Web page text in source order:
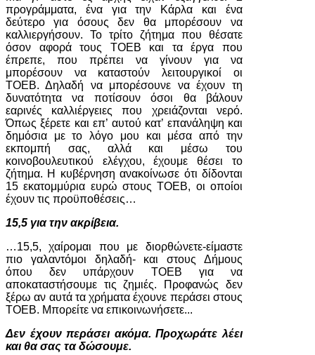
προγράμματα, ένα για την Κάρλα και ένα
δεύτερο για όσους δεν θα μπορέσουν να
καλλιεργήσουν. Το τρίτο ζήτημα που θέσατε
όσον αφορά τους ΤΟΕΒ και τα έργα που
έπρεπε, που πρέπει να γίνουν για να
μπορέσουν να καταστούν λειτουργικοί οι
ΤΟΕΒ. Δηλαδή να μπορέσουνε να έχουν τη
δυνατότητα να ποτίσουν όσοι θα βάλουν
εαρινές καλλιέργειες που χρειάζονται νερό.
Όπως ξέρετε και επ’ αυτού κατ’ επανάληψη και
δημόσια με το λόγο μου και μέσα από την
εκπομπή σας, αλλά και μέσω του
κοινοβουλευτικού ελέγχου, έχουμε θέσει το
ζήτημα. Η κυβέρνηση ανακοίνωσε ότι δίδονται
15 εκατομμύρια ευρώ στους ΤΟΕΒ, οι οποίοι
έχουν τις προϋποθέσεις…
15,5 για την ακρίβεια.
…15,5, χαίρομαι που με διορθώνετε-είμαστε
πιο γαλαντόμοι δηλαδή- και στους Δήμους
όπου δεν υπάρχουν ΤΟΕΒ για να
αποκαταστήσουμε τις ζημιές. Προφανώς δεν
ξέρω αν αυτά τα χρήματα έχουνε περάσει στους
ΤΟΕΒ. Μπορείτε να επικοινωνήσετε...
Δεν έχουν περάσει ακόμα. Προχωράτε λέει
και θα σας τα δώσουμε.